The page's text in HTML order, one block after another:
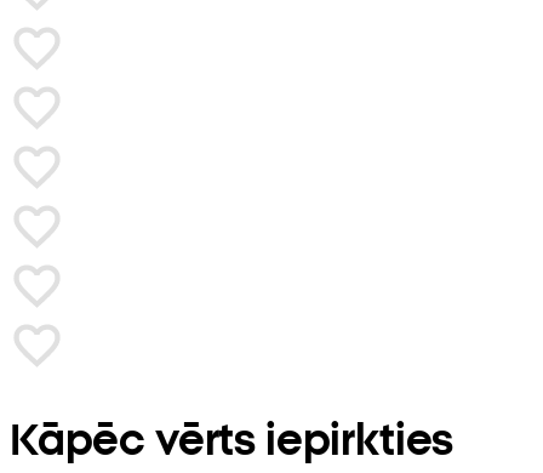
Kāpēc vērts iepirkties